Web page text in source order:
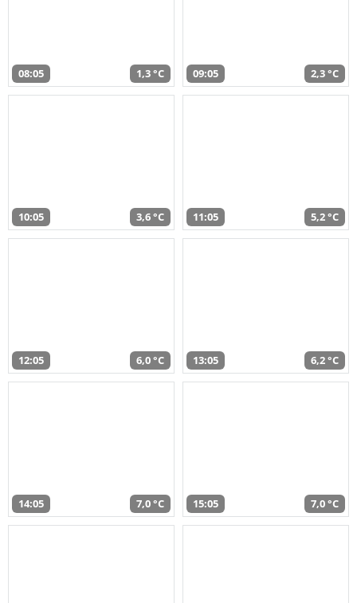
08:05 1,3 °C 09:05 2,3 °C
10:05 3,6 °C 11:05 5,2 °C
12:05 6,0 °C 13:05 6,2 °C
14:05 7,0 °C 15:05 7,0 °C